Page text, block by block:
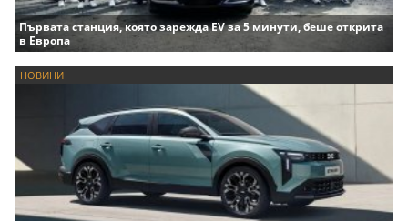
Първата станция, която зарежда EV за 5 минути, беше открита
в Европа
НОВИНИ